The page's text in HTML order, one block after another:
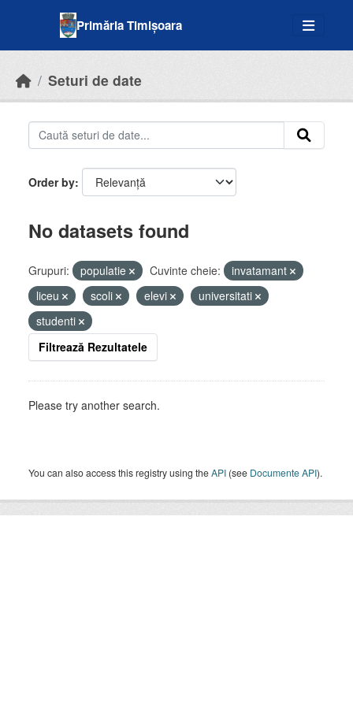
Primăria Timișoara
Seturi de date
Order by
No datasets found
Grupuri: populatie Cuvinte cheie:
invatamant
liceu
scoli elevi
universitati
studenti
Filtrează Rezultatele
Please try another search.
You can also access this registry using theAPI (see Documente API).